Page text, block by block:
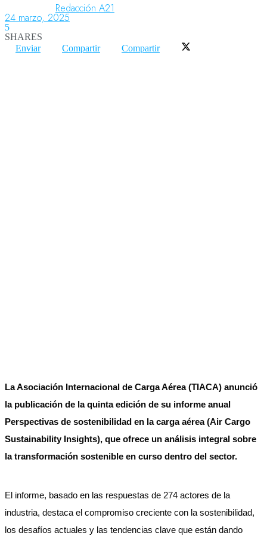
Redacción A21
24 marzo, 2025
5
SHARES
Enviar
Compartir Compartir
La Asociación Internacional de Carga Aérea (TIACA) anunció
la publicación de la quinta edición de su informe anual
Perspectivas de sostenibilidad en la carga aérea (Air Cargo
Sustainability Insights), que ofrece un análisis integral sobre
la transformación sostenible en curso dentro del sector.
El informe, basado en las respuestas de 274 actores de la
industria, destaca el compromiso creciente con la sostenibilidad,
los desafíos actuales y las tendencias clave que están dando